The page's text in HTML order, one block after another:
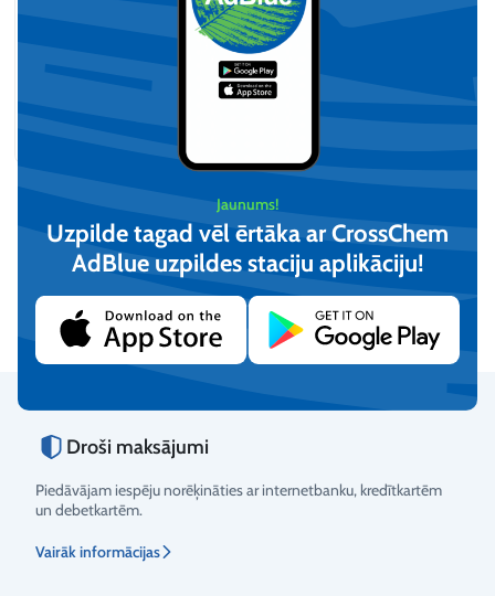
TruckMaster 440 mobilā
dīzeļdegvielas tvertne,
BP3000 12V
Apskatīt
Droši maksājumi
Piedāvājam iespēju norēķināties ar internetbanku, kredītkartēm
un debetkartēm.
Vairāk informācijas
Jaunums!
Uzpilde tagad vēl ērtāka ar CrossChem
AdBlue uzpildes staciju aplikāciju!​